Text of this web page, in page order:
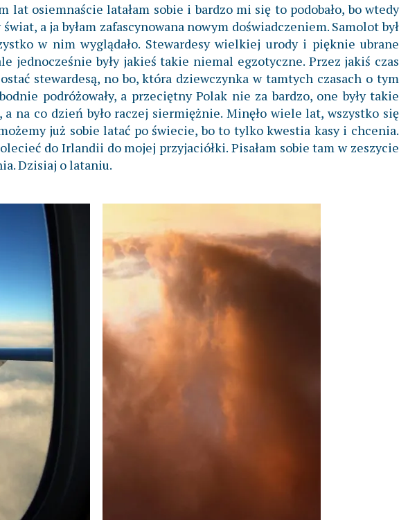
lat osiemnaście latałam sobie i bardzo mi się to podobało, bo wtedy
a ja byłam zafascynowana nowym doświadczeniem. Samolot był
w nim wyglądało. Stewardesy wielkiej urody i pięknie ubrane
jednocześnie były jakieś takie niemal egzotyczne. Przez jakiś czas
stewardesą, no bo, która dziewczynka w tamtych czasach o tym
podróżowały, a przeciętny Polak nie za bardzo, one były takie
na co dzień było raczej siermiężnie. Minęło wiele lat, wszystko się
już sobie latać po świecie, bo to tylko kwestia kasy i chcenia.
do Irlandii do mojej przyjaciółki. Pisałam sobie tam w zeszycie
Dzisiaj o lataniu.